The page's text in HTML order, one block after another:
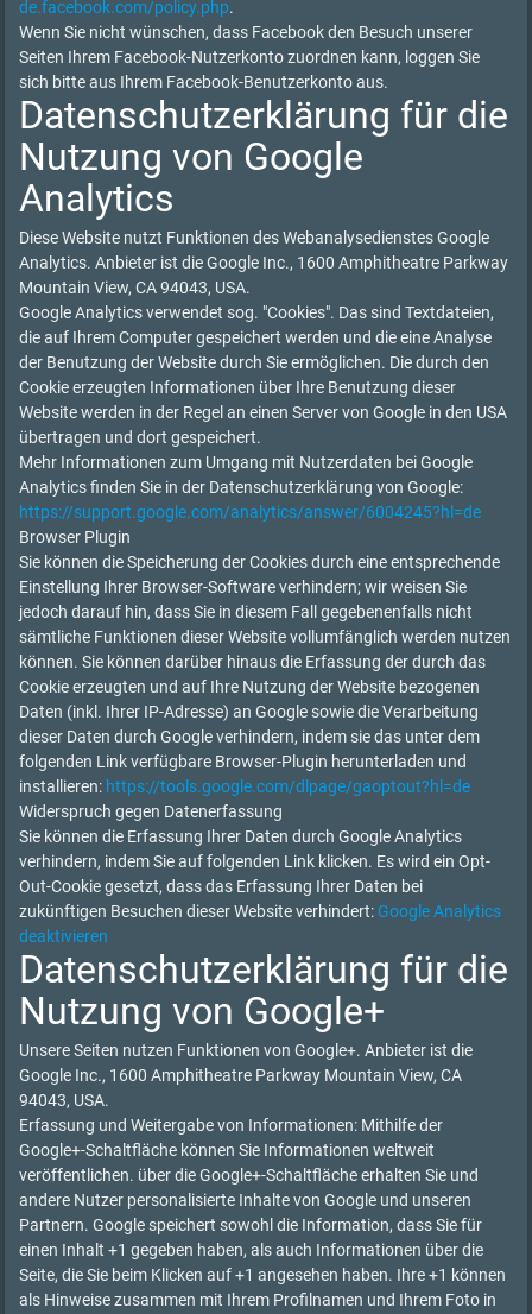
de.facebook.com/policy.php.
Wenn Sie nicht wünschen, dass Facebook den Besuch unserer
Seiten Ihrem Facebook-Nutzerkonto zuordnen kann, loggen Sie
sich bitte aus Ihrem Facebook-Benutzerkonto aus.
Datenschutzerklärung für die
Nutzung von Google
Analytics
Diese Website nutzt Funktionen des Webanalysedienstes Google
Analytics. Anbieter ist die Google Inc., 1600 Amphitheatre Parkway
Mountain View, CA 94043, USA.
Google Analytics verwendet sog. "Cookies". Das sind Textdateien,
die auf Ihrem Computer gespeichert werden und die eine Analyse
der Benutzung der Website durch Sie ermöglichen. Die durch den
Cookie erzeugten Informationen über Ihre Benutzung dieser
Website werden in der Regel an einen Server von Google in den USA
übertragen und dort gespeichert.
Mehr Informationen zum Umgang mit Nutzerdaten bei Google
Analytics finden Sie in der Datenschutzerklärung von Google:
https://support.google.com/analytics/answer/6004245?hl=de
Browser Plugin
Sie können die Speicherung der Cookies durch eine entsprechende
Einstellung Ihrer Browser-Software verhindern; wir weisen Sie
jedoch darauf hin, dass Sie in diesem Fall gegebenenfalls nicht
sämtliche Funktionen dieser Website vollumfänglich werden nutzen
können. Sie können darüber hinaus die Erfassung der durch das
Cookie erzeugten und auf Ihre Nutzung der Website bezogenen
Daten (inkl. Ihrer IP-Adresse) an Google sowie die Verarbeitung
dieser Daten durch Google verhindern, indem sie das unter dem
folgenden Link verfügbare Browser-Plugin herunterladen und
installieren: https://tools.google.com/dlpage/gaoptout?hl=de
Widerspruch gegen Datenerfassung
Sie können die Erfassung Ihrer Daten durch Google Analytics
verhindern, indem Sie auf folgenden Link klicken. Es wird ein Opt-
Out-Cookie gesetzt, dass das Erfassung Ihrer Daten bei
zukünftigen Besuchen dieser Website verhindert: Google Analytics
deaktivieren
Datenschutzerklärung für die
Nutzung von Google+
Unsere Seiten nutzen Funktionen von Google+. Anbieter ist die
Google Inc., 1600 Amphitheatre Parkway Mountain View, CA
94043, USA.
Erfassung und Weitergabe von Informationen: Mithilfe der
Google+-Schaltfläche können Sie Informationen weltweit
veröffentlichen. über die Google+-Schaltfläche erhalten Sie und
andere Nutzer personalisierte Inhalte von Google und unseren
Partnern. Google speichert sowohl die Information, dass Sie für
einen Inhalt +1 gegeben haben, als auch Informationen über die
Seite, die Sie beim Klicken auf +1 angesehen haben. Ihre +1 können
als Hinweise zusammen mit Ihrem Profilnamen und Ihrem Foto in